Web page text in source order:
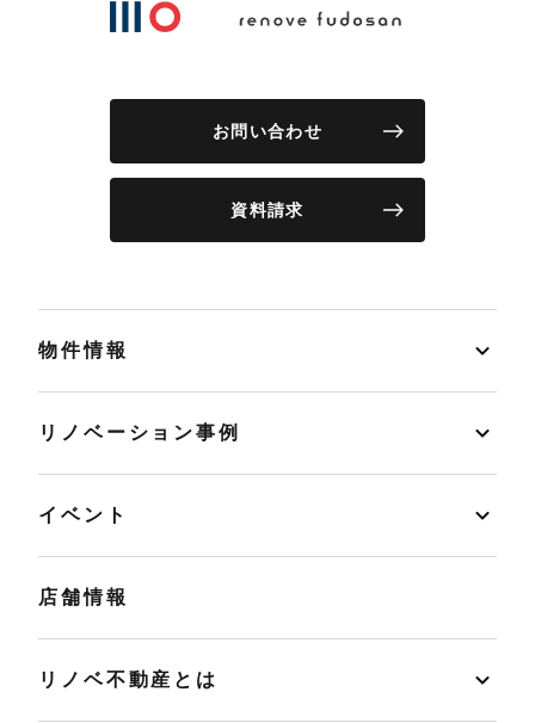
お問い合わせ
資料請求
物件情報
リノベーション事例
イベント
店舗情報
リノベ不動産とは